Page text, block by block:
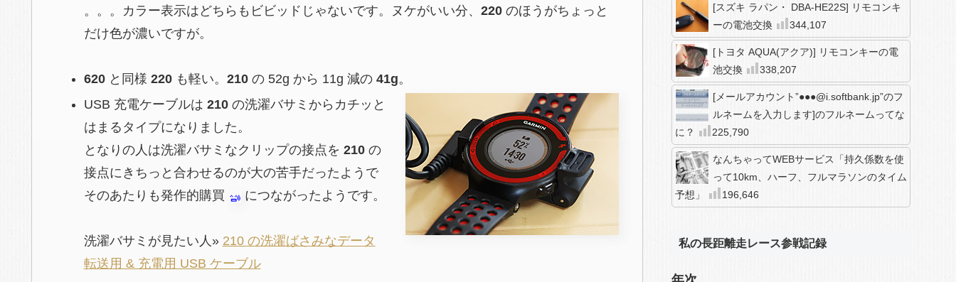
。。。カラー表示はどちらもビビッドじゃないです。ヌケがいい分、 220のほうがちょっと
だけ色が濃いですが。
620と同様 220も軽い。 210の 52g から 11g 減の 41g。
USB 充電ケーブルは 210の洗濯バサミからカチッと
はまるタイプになりました。
となりの人は洗濯バサミなクリップの接点を 210の
接点にきちっと合わせるのが大の苦手だったようで
そのあたりも発作的購買
につながったようです。
洗濯バサミが見たい人» 210 の洗濯ばさみなデータ
転送用 & 充電用 USB ケーブル
[スズキ ラパン・ DBA-HE22S] リモコンキ
ーの電池交換
344,107
[トヨタ AQUA(アクア)] リモコンキーの電
池交換
338,207
[メールアカウント”●●●@i.softbank.jp”のフ
ルネームを入力します]のフルネームってな
に？
225,790
なんちゃってWEBサービス「持久係数を使
って10km、ハーフ、フルマラソンのタイム
予想」
196,646
私の長距離走レース参戦記録